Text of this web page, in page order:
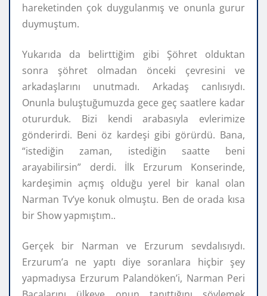
hareketinden çok duygulanmış ve onunla gurur
duymuştum.
Yukarıda da belirttiğim gibi Şöhret olduktan
sonra şöhret olmadan önceki çevresini ve
arkadaşlarını unutmadı. Arkadaş canlısıydı.
Onunla buluştuğumuzda gece geç saatlere kadar
otururduk. Bizi kendi arabasıyla evlerimize
gönderirdi. Beni öz kardeşi gibi görürdü. Bana,
“istediğin zaman, istediğin saatte beni
arayabilirsin” derdi. İlk Erzurum Konserinde,
kardeşimin açmış olduğu yerel bir kanal olan
Narman Tv’ye konuk olmuştu. Ben de orada kısa
bir Show yapmıştım..
Gerçek bir Narman ve Erzurum sevdalısıydı.
Erzurum’a ne yaptı diye soranlara hiçbir şey
yapmadıysa Erzurum Palandöken’i, Narman Peri